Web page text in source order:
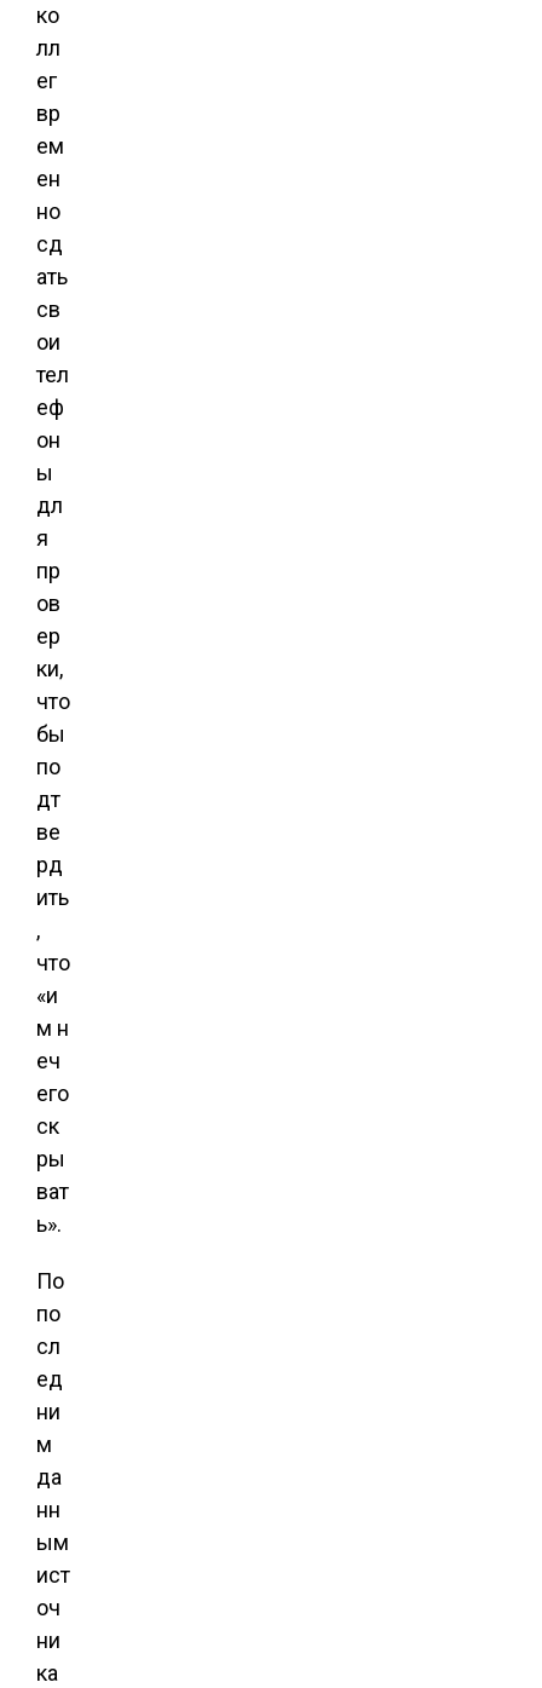
ко
лл
ег
вр
ем
ен
но
сд
ать
св
ои
тел
еф
он
ы
дл
я
пр
ов
ер
ки,
что
бы
по
дт
ве
рд
ить
,
что
«и
м н
еч
его
ск
ры
ват
ь».
По
по
сл
ед
ни
м
да
нн
ым
ист
оч
ни
ка